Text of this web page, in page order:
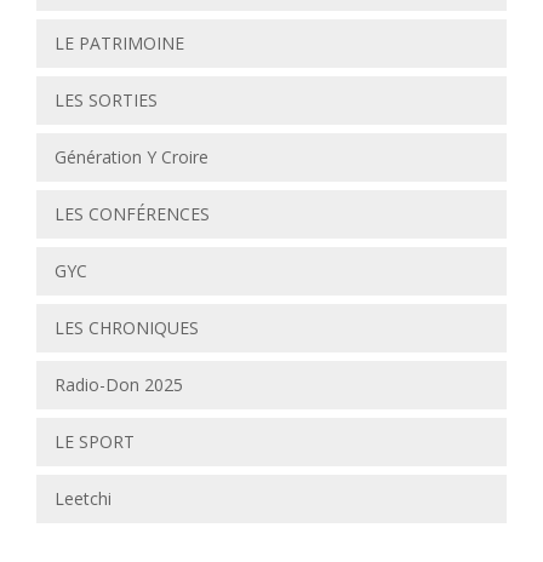
LE PATRIMOINE
LES SORTIES
Génération Y Croire
LES CONFÉRENCES
GYC
LES CHRONIQUES
Radio-Don 2025
LE SPORT
Leetchi